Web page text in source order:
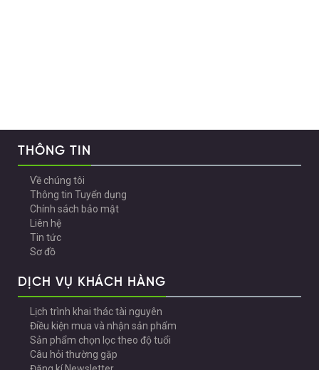
THÔNG TIN
Về chúng tôi
Thông tin Tuyển dụng
Chính sách bảo mật
Liên hệ
Tin tức
Sơ đồ
DỊCH VỤ KHÁCH HÀNG
Lịch trình khai thác tài nguyên
Điều kiện mua và nhận sản phẩm
Sản phẩm chọn lọc theo độ tuổi
Câu hỏi thường gặp